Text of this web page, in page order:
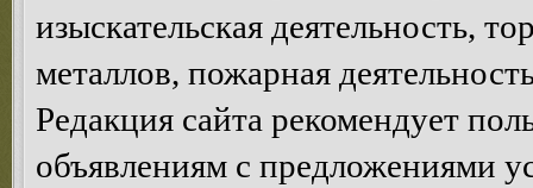
изыскательская деятельность,
металлов, пожарная
Редакция сайта рекомендует
объявлениям с предложениями